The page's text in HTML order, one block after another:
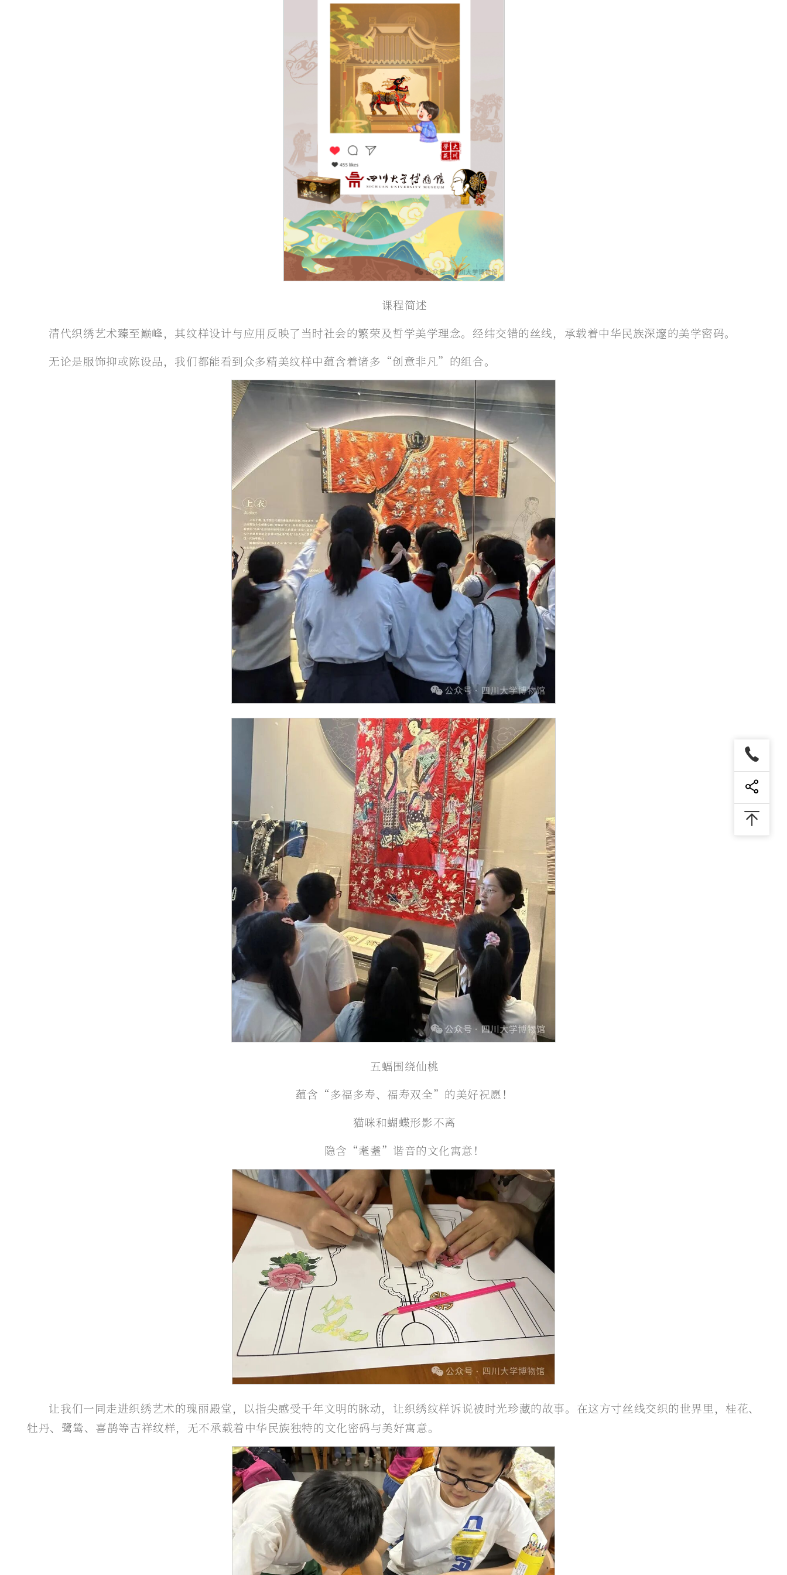
课程简述
清代织绣艺术臻至巅峰，其纹样设计与应用反映了当时社会的繁荣及哲学美学理念。经纬交错的丝线，承载着中华民族深邃的美学密码。
无论是服饰抑或陈设品，我们都能看到众多精美纹样中蕴含着诸多“创意非凡”的组合。
五蝠围绕仙桃
蕴含“多福多寿、福寿双全”的美好祝愿！
猫咪和蝴蝶形影不离
隐含“耄耋”谐音的文化寓意！
让我们一同走进织绣艺术的瑰丽殿堂，以指尖感受千年文明的脉动，让织绣纹样诉说被时光珍藏的故事。在这方寸丝线交织的世界里，桂花、
牡丹、鹭鸶、喜鹊等吉祥纹样，无不承载着中华民族独特的文化密码与美好寓意。